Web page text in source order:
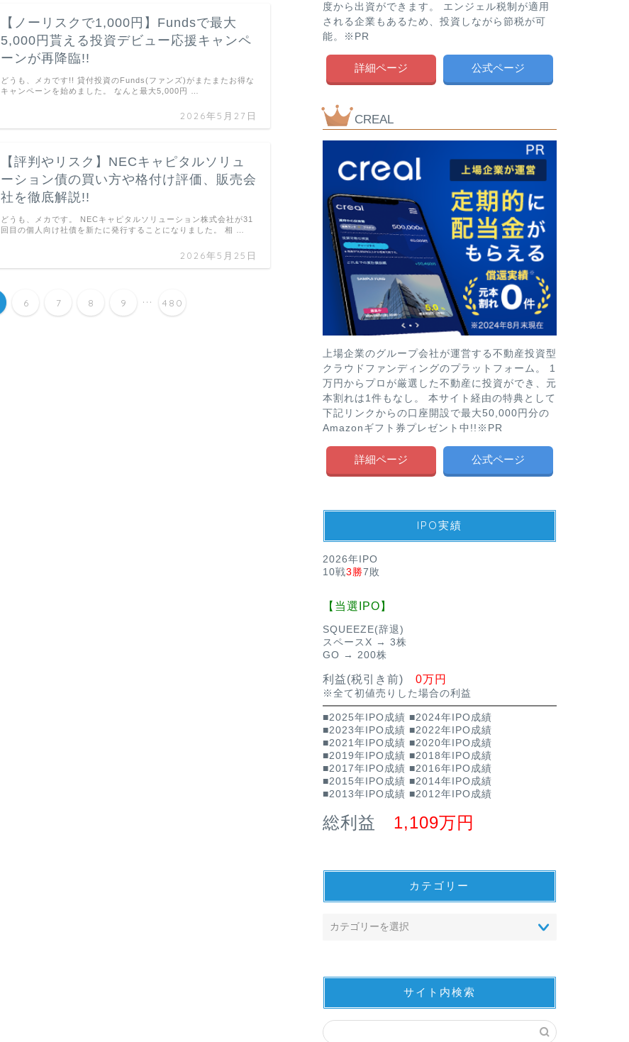
【ノーリスクで1,000円】Fundsで最大
5,000円貰える投資デビュー応援キャンペ
ーンが再降臨!!
2026年5月27日
どうも、メカです!! 貸付投資のFunds(ファンズ)がまたまたお得な
キャンペーンを始めました。 なんと最大5,000円 …
【評判やリスク】NECキャピタルソリュ
ーション債の買い方や格付け評価、販売会
社を徹底解説!!
2026年5月25日
どうも、メカです。 NECキャピタルソリューション株式会社が31
回目の個人向け社債を新たに発行することになりました。 相 …
6 7 8 9 ... 480
社債
SBIホールデ
け評価、販売
を新たに発行するこ
【評判とリス
徹底解説!!
回目の社債を新たに
next
度から出資ができます。 エンジェル税制が適用
される企業もあるため、投資しながら節税が可
能。※PR
詳細ページ 公式ページ
CREAL
上場企業のグループ会社が運営する不動産投資型
クラウドファンディングのプラットフォーム。 1
万円からプロが厳選した不動産に投資ができ、元
本割れは1件もなし。 本サイト経由の特典として
下記リンクからの口座開設で最大50,000円分の
Amazonギフト券プレゼント中!!※PR
詳細ページ 公式ページ
IPO実績
2026年IPO
10戦3勝7敗
【当選IPO】
SQUEEZE(辞退)
スペースX → 3株
GO → 200株
利益(税引き前) 0万円
※全て初値売りした場合の利益
■2025年IPO成績 ■2024年IPO成績
■2023年IPO成績 ■2022年IPO成績
■2021年IPO成績 ■2020年IPO成績
■2019年IPO成績 ■2018年IPO成績
■2017年IPO成績 ■2016年IPO成績
■2015年IPO成績 ■2014年IPO成績
■2013年IPO成績 ■2012年IPO成績
総利益 1,109万円
カテゴリー
サイト内検索